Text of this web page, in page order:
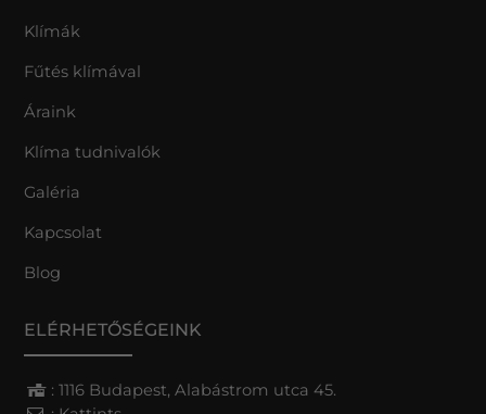
Klímák
Fűtés klímával
Áraink
Klíma tudnivalók
Galéria
Kapcsolat
Blog
ELÉRHETŐSÉGEINK
: 1116 Budapest, Alabástrom utca 45.